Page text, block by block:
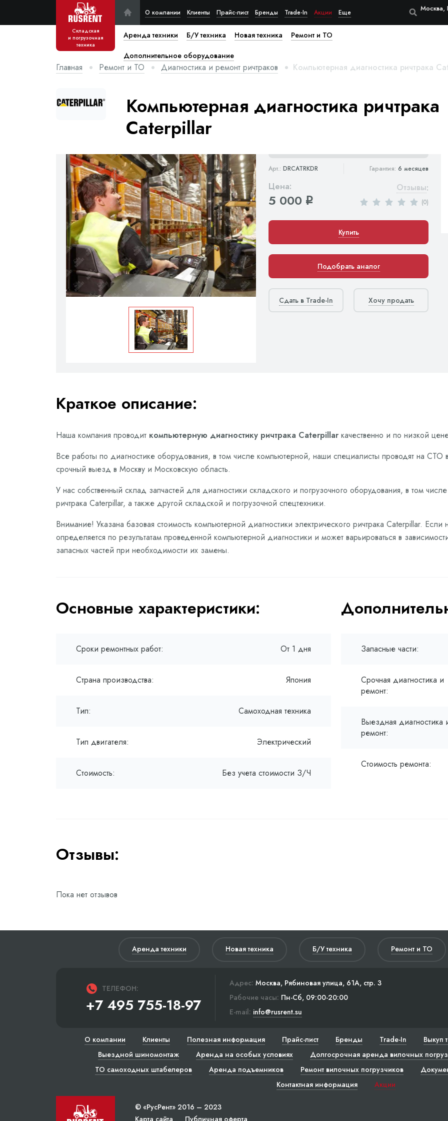
Складская
и погрузочная
техника
О компании Клиенты Прайс-лист Бренды Trade-In Акции Еще Москва,
Аренда техники Б/У техника Новая техника Ремонт и ТО
Дополнительное оборудование
Главная Ремонт и ТО Диагностика и ремонт ричтраков Компьютерная диагностика ричтрака
Компьютерная диагностика ричтрака
Caterpillar
Арт.: DRCATRKDR Гарантия: 6 месяцев
Цена:
5 000 q
Отзывы:
(0)
Купить
Подобрать аналог
Сдать в Trade-In Хочу продать
Краткое описание:
Наша компания проводит компьютерную диагностику ричтрака Caterpillar качественно и по низкой
Все работы по диагностике оборудования, в том числе компьютерной, наши специалисты проводят на
срочный выезд в Москву и Московскую область.
У нас собственный склад запчастей для диагностики складского и погрузочного оборудования, в том
ричтрака Caterpillar, а также другой складской и погрузочной спецтехники.
Внимание! Указана базовая стоимость компьютерной диагностики электрического ричтрака Caterpillar.
определяется по результатам проведенной компьютерной диагностики и может варьироваться в
запасных частей при необходимости их замены.
Основные характеристики:
Сроки ремонтных работ: От 1 дня
Страна производства: Япония
Тип: Самоходная техника
Тип двигателя: Электрический
Стоимость: Без учета стоимости З/Ч
Запасные части:
Срочная диагностика и
ремонт:
Выездная диагностика
ремонт:
Стоимость ремонта:
Отзывы:
Пока нет отзывов
Аренда техники Новая техника Б/У техника Ремонт и ТО
ТЕЛЕФОН:
+7 495 755-18-97
Адрес: Москва, Рябиновая улица, 61А, стр. 3
Рабочие часы: Пн-Сб, 09:00-20:00
E-mail: info@rusrent.su
О компании Клиенты Полезная информация Прайс-лист Бренды Trade-In
Выкуп
Выездной шиномонтаж
Аренда на особых условиях
Долгосрочная аренда вилочных
ТО самоходных штабелеров
Аренда подъемников Ремонт вилочных погрузчиков
Контактная информация
Акции
© «РусРент» 2016 – 2023